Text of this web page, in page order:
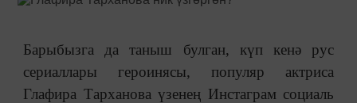
Барыбызга да таныш булган, күп кенә рус
сериаллары героинясы, популяр актриса
Глафира Тарханова үзенең Инстаграм социаль